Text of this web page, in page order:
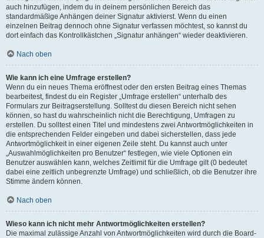
auch hinzufügen, indem du in deinem persönlichen Bereich das
standardmäßige Anhängen deiner Signatur aktivierst. Wenn du einen
einzelnen Beitrag dennoch ohne Signatur verfassen möchtest, so kannst du
dort einfach das Kontrollkästchen „Signatur anhängen“ wieder deaktivieren.
Nach oben
Wie kann ich eine Umfrage erstellen?
Wenn du ein neues Thema eröffnest oder den ersten Beitrag eines Themas
bearbeitest, findest du ein Register „Umfrage erstellen“ unterhalb des
Formulars zur Beitragserstellung. Solltest du diesen Bereich nicht sehen
können, so hast du wahrscheinlich nicht die Berechtigung, Umfragen zu
erstellen. Du solltest einen Titel und mindestens zwei Antwortmöglichkeiten in
die entsprechenden Felder eingeben und dabei sicherstellen, dass jede
Antwortmöglichkeit in einer eigenen Zeile steht. Du kannst auch unter
„Auswahlmöglichkeiten pro Benutzer“ festlegen, wie viele Optionen ein
Benutzer auswählen kann, welches Zeitlimit für die Umfrage gilt (0 bedeutet
dabei eine zeitlich unbegrenzte Umfrage) und schließlich, ob die Benutzer ihre
Stimme ändern können.
Nach oben
Wieso kann ich nicht mehr Antwortmöglichkeiten erstellen?
Die maximal zulässige Anzahl von Antwortmöglichkeiten wird durch die Board-